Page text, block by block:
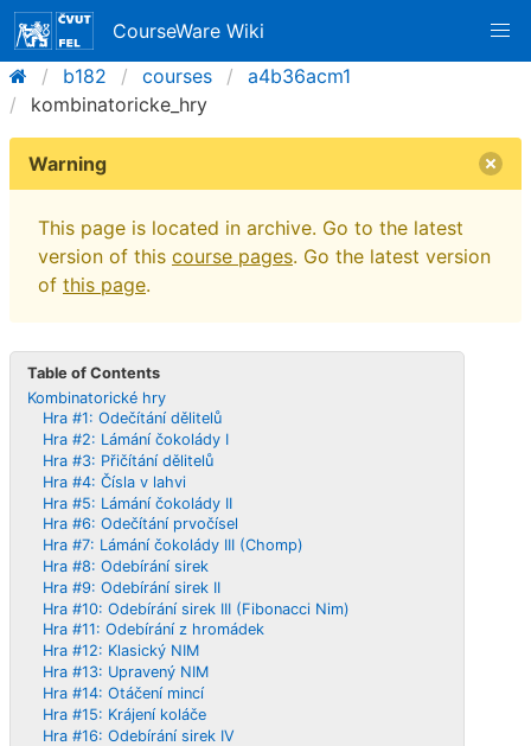
CourseWare Wiki
b182
courses
a4b36acm1
kombinatoricke_hry
Warning
This page is located in archive. Go to the latest
version of this course pages. Go the latest version
of this page.
Table of Contents
Kombinatorické hry
Hra #1: Odečítání dělitelů
Hra #2: Lámání čokolády I
Hra #3: Přičítání dělitelů
Hra #4: Čísla v lahvi
Hra #5: Lámání čokolády II
Hra #6: Odečítání prvočísel
Hra #7: Lámání čokolády III (Chomp)
Hra #8: Odebírání sirek
Hra #9: Odebírání sirek II
Hra #10: Odebírání sirek III (Fibonacci Nim)
Hra #11: Odebírání z hromádek
Hra #12: Klasický NIM
Hra #13: Upravený NIM
Hra #14: Otáčení mincí
Hra #15: Krájení koláče
Hra #16: Odebírání sirek IV